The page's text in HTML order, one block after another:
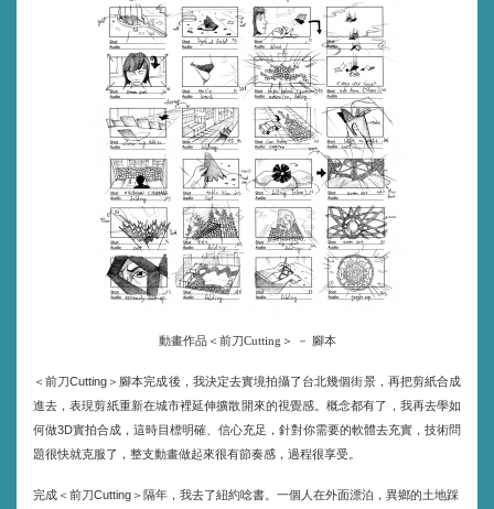
動畫作品＜前刀Cutting＞ － 腳本
＜前刀Cutting ＞腳本完成後，我決定去實境拍攝了台北幾個街景，再把剪紙合成
進去，表現剪紙重新在城市裡延伸擴散開來的視覺感。概念都有了，我再去學如
何做3D實拍合成，這時目標明確、信心充足，針對你需要的軟體去充實，技術問
題很快就克服了，整支動畫做起來很有節奏感，過程很享受。
完成＜前刀Cutting ＞隔年，我去了紐約唸書。一個人在外面漂泊，異鄉的土地踩